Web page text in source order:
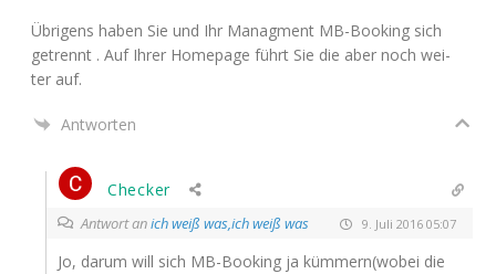
Übri­gens haben Sie und Ihr Manag­ment MB-Boo­king sich
getrennt . Auf Ihrer Home­page führt Sie die aber noch wei­
ter auf.
Antworten
Checker
Antwort anich weiß was,ich weiß was 9. Juli 2016 05:07
Jo, dar­um will sich MB-Boo­king ja kümmern(wobei die